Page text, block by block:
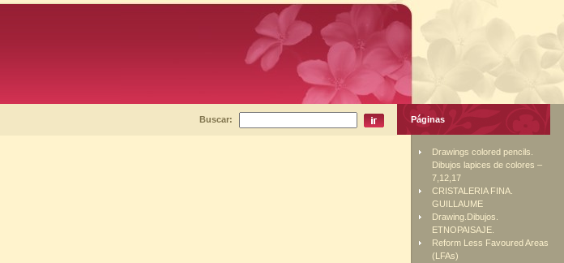
Buscar: Páginas
Drawings colored pencils.
Dibujos lapices de colores –
7,12,17
CRISTALERIA FINA.
GUILLAUME
Drawing.Dibujos.
ETNOPAISAJE.
Reform Less Favoured Areas
(LFAs)